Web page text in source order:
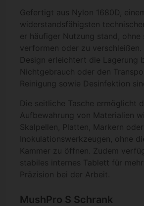
Gefertigt aus Nylon 1680D,
widerstandsfähigsten
er häufiger Nutzung stand, ohne
verformen oder zu
Design erleichtert die Lagerung
Nichtgebrauch oder den
Reinigung sowie Desinfektion
Die seitliche Tasche ermöglicht
Aufbewahrung von Materialien
Skalpellen, Platten, Markern oder
Inokulationswerkzeugen, ohne
Kammer zu öffnen. Zudem
stabiles internes Tablett für
Präzision bei der Arbeit.
MushPro S Schrank